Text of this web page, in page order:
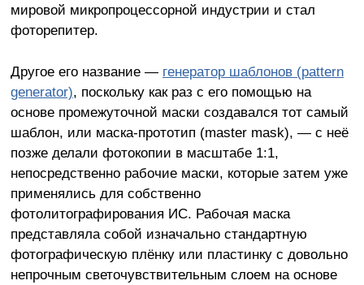
мировой микропроцессорной индустрии и стал
фоторепитер.
Другое его название — генератор шаблонов (pattern
generator), поскольку как раз с его помощью на
основе промежуточной маски создавался тот самый
шаблон, или маска-прототип (master mask), — с неё
позже делали фотокопии в масштабе 1:1,
непосредственно рабочие маски, которые затем уже
применялись для собственно
фотолитографирования ИС. Рабочая маска
представляла собой изначально стандартную
фотографическую плёнку или пластинку с довольно
непрочным светочувствительным слоем на основе